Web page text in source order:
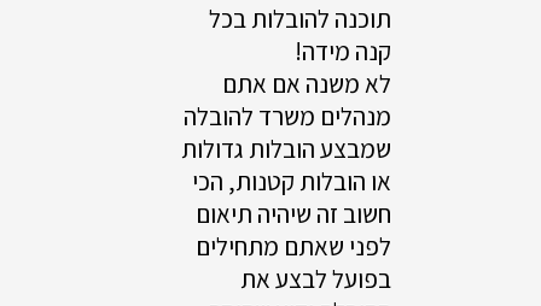
תוכנה להובלות בכל
קנה מידה!
לא משנה אם אתם
מנהלים משרד להובלה
שמבצע הובלות גדולות
או הובלות קטנות, הכי
חשוב זה שיהיה תיאום
לפני שאתם מתחילים
בפועל לבצע את